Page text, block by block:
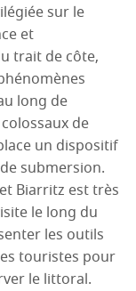
sur le
et
trait de côte,
long de
de
un dispositif
submersion.
Biarritz est très
le long du
les outils
touristes pour
le littoral.